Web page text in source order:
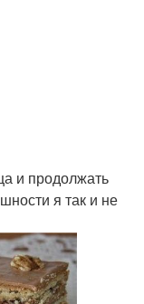
и продолжать
я так и не